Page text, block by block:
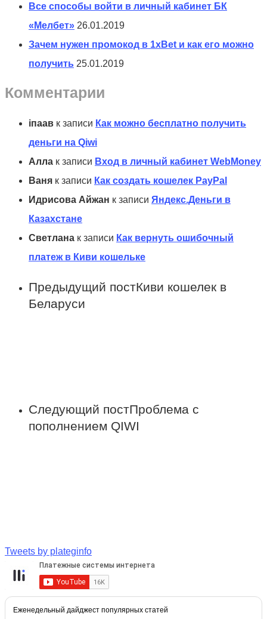
Все способы войти в личный кабинет БК
«Мелбет» 26.01.2019
Зачем нужен промокод в 1xBet и как его можно
получить 25.01.2019
Комментарии
іпаав к записи Как можно бесплатно получить
деньги на Qiwi
Алла к записи Вход в личный кабинет WebMoney
Ваня к записи Как создать кошелек PayPal
Идрисова Айжан к записи Яндекс.Деньги в
Казахстане
Светлана к записи Как вернуть ошибочный
платеж в Киви кошельке
Предыдущий постКиви кошелек в
Беларуси
Следующий постПроблема с
пополнением QIWI
Tweets by plateginfo
Еженедельный дайджест популярных статей